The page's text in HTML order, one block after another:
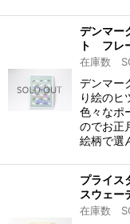
デンマ
ト フレ
在庫数
デンマー
り絵のヒ
色々なポ
のでお正
絵柄で選
プライス
スウェー
在庫数